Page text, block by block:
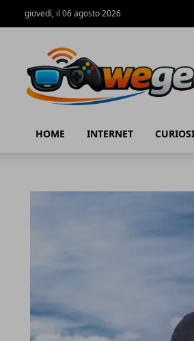
giovedì, il 06 agosto 2026
HOME INTERNET